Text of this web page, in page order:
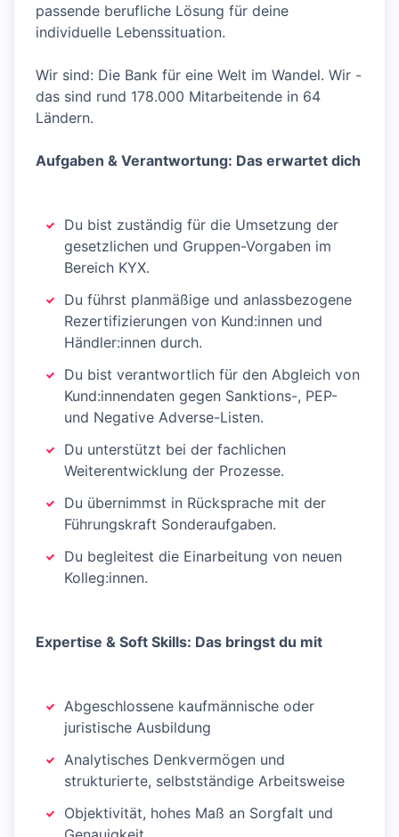
passende berufliche Lösung für deine
individuelle Lebenssituation.
Wir sind: Die Bank für eine Welt im Wandel. Wir -
das sind rund 178.000 Mitarbeitende in 64
Ländern.
Aufgaben & Verantwortung: Das erwartet dich
Du bist zuständig für die Umsetzung der
gesetzlichen und Gruppen-Vorgaben im
Bereich KYX.
Du führst planmäßige und anlassbezogene
Rezertifizierungen von Kund:innen und
Händler:innen durch.
Du bist verantwortlich für den Abgleich von
Kund:innendaten gegen Sanktions-, PEP-
und Negative Adverse-Listen.
Du unterstützt bei der fachlichen
Weiterentwicklung der Prozesse.
Du übernimmst in Rücksprache mit der
Führungskraft Sonderaufgaben.
Du begleitest die Einarbeitung von neuen
Kolleg:innen.
Expertise & Soft Skills: Das bringst du mit
Abgeschlossene kaufmännische oder
juristische Ausbildung
Analytisches Denkvermögen und
strukturierte, selbstständige Arbeitsweise
Objektivität, hohes Maß an Sorgfalt und